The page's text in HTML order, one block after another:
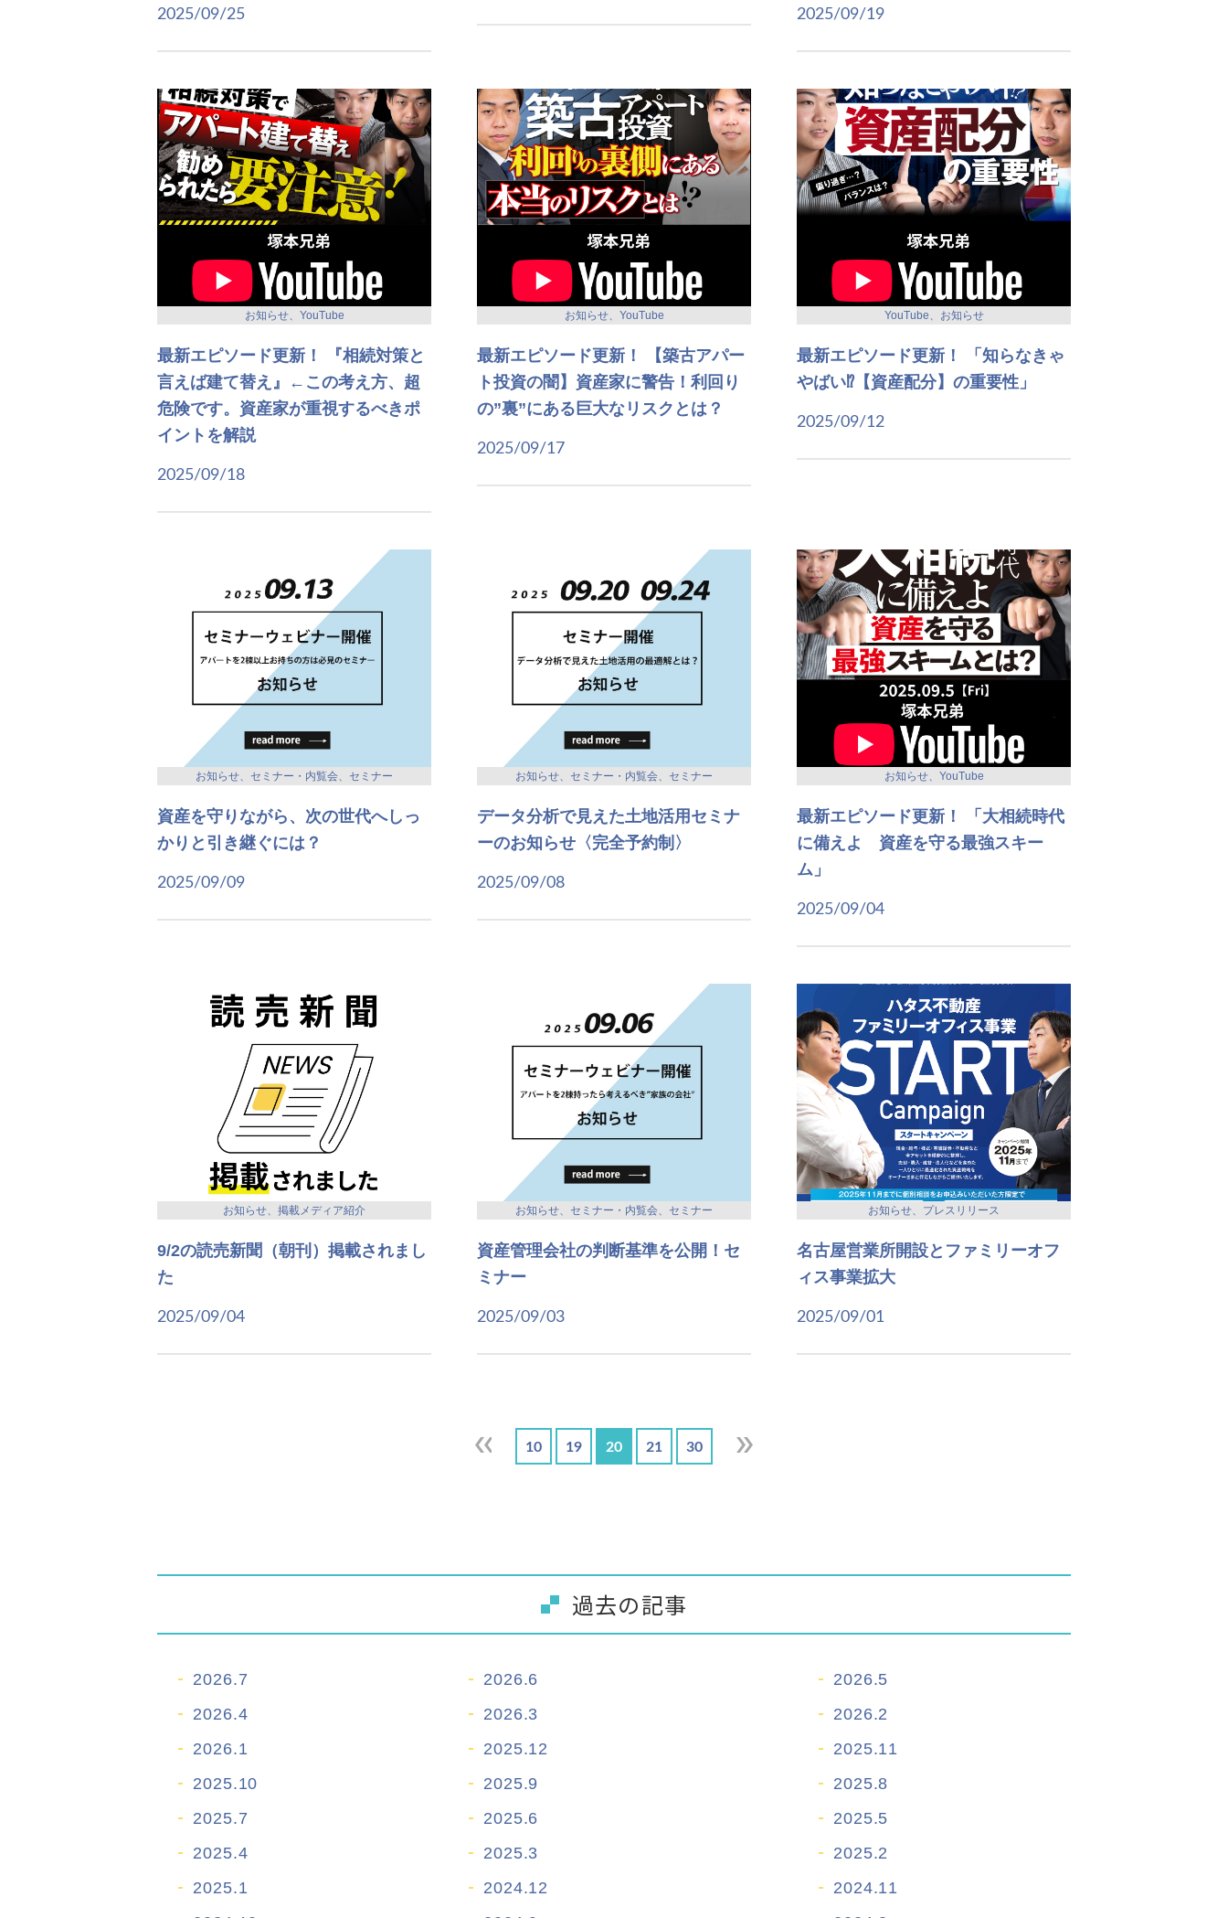
2025/09/25 2025/09/19
お知らせ、YouTube
最新エピソード更新！ 『相続対策と
言えば建て替え』←この考え方、超
危険です。資産家が重視するべきポ
イントを解説
2025/09/18
お知らせ、YouTube
最新エピソード更新！ 【築古アパー
ト投資の闇】資産家に警告！利回り
の”裏”にある巨大なリスクとは？
2025/09/17
YouTube、お知らせ
最新エピソード更新！ 「知らなきゃ
やばい⁉【資産配分】の重要性」
2025/09/12
お知らせ、セミナー・内覧会、セミナー
資産を守りながら、次の世代へしっ
かりと引き継ぐには？
2025/09/09
お知らせ、セミナー・内覧会、セミナー
データ分析で見えた土地活用セミナ
ーのお知らせ〈完全予約制〉
2025/09/08
お知らせ、YouTube
最新エピソード更新！ 「大相続時代
に備えよ 資産を守る最強スキー
ム」
2025/09/04
お知らせ、掲載メディア紹介
9/2の読売新聞（朝刊）掲載されまし
た
2025/09/04
お知らせ、セミナー・内覧会、セミナー
資産管理会社の判断基準を公開！セ
ミナー
2025/09/03
お知らせ、プレスリリース
名古屋営業所開設とファミリーオフ
ィス事業拡大
2025/09/01
10 19 20 21 30
過去の記事
2026.7 2026.6
2026.5
2026.4
2026.3
2026.2
2026.1
2025.12
2025.11
2025.10
2025.9
2025.8
2025.7
2025.6
2025.5
2025.4
2025.3
2025.2
2025.1
2024.12
2024.11